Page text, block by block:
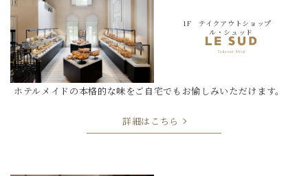
1F テイクアウトショップ
ル・シュッド
ホテルメイドの本格的な味をご自宅でもお愉しみいただけます。
詳細はこちら